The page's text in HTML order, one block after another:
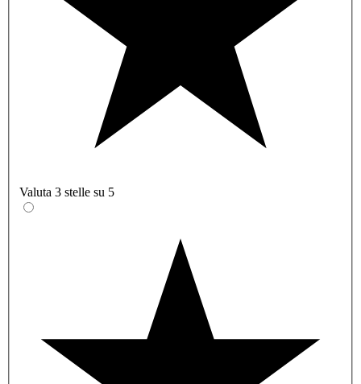
Valuta 3 stelle su 5